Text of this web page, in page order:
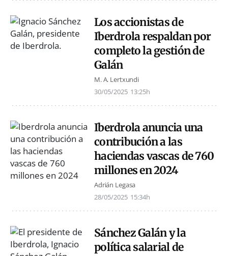
Los accionistas de
Iberdrola respaldan por
completo la gestión de
Galán
M. A. Lertxundi
30/05/2025 13:25h
Iberdrola anuncia una
contribución a las
haciendas vascas de 760
millones en 2024
Adrián Legasa
28/05/2025 15:34h
Sánchez Galán y la
política salarial de